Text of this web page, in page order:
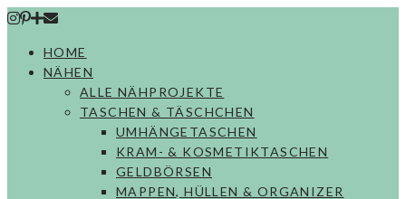
Skip
contentHOME
NÄHEN
ALLE NÄHPROJEKTE
TASCHEN & TÄSCHCHEN
UMHÄNGETASCHEN
KRAM- & KOSMETIKTASCHEN
GELDBÖRSEN
MAPPEN, HÜLLEN & ORGANIZER